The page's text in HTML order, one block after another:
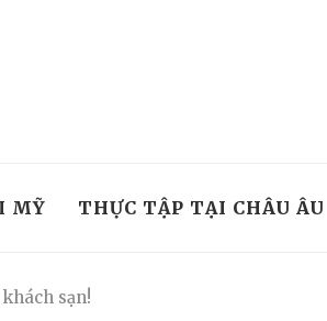
MỸ THỰC TẬP TẠI CHÂU ÂU
sạn!